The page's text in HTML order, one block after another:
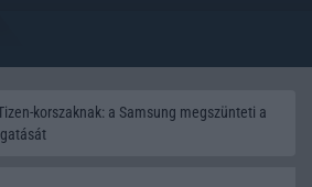
korszaknak: a Samsung megszünteti a